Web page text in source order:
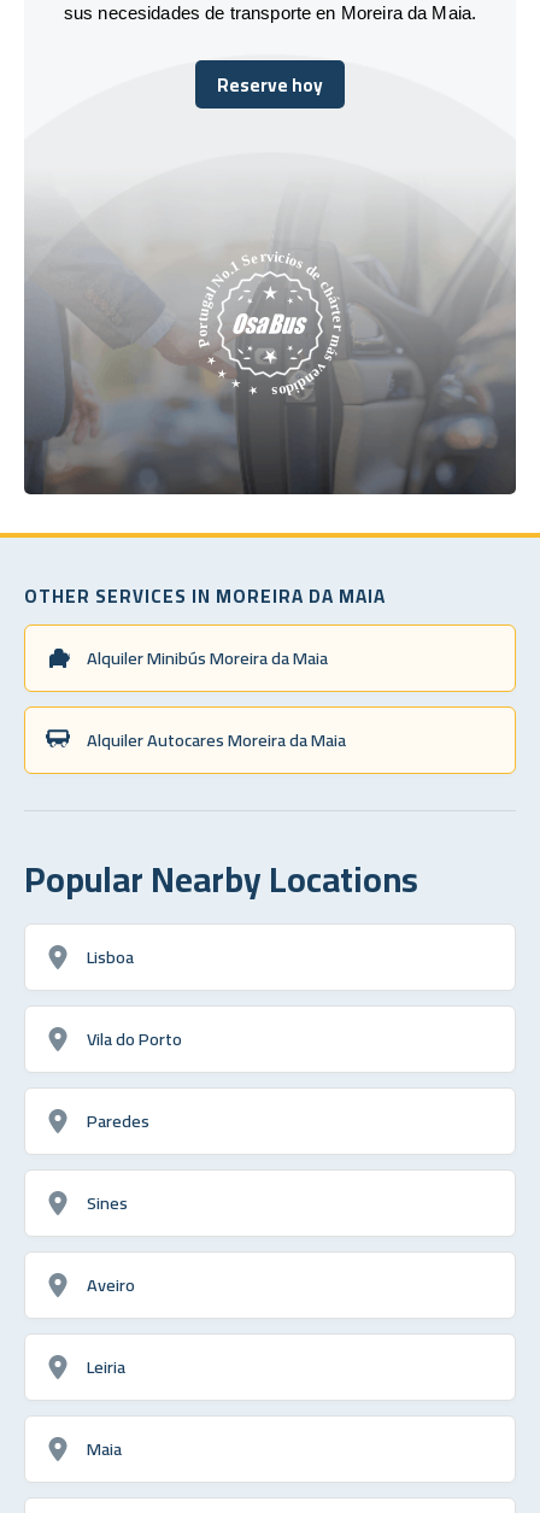
sus necesidades de transporte en Moreira da Maia.
Reserve hoy
Reserve hoy
OTHER SERVICES IN MOREIRA DA MAIA
Alquiler Minibús Moreira da Maia
Alquiler Autocares Moreira da Maia
Popular Nearby Locations
Lisboa
Vila do Porto
Paredes
Sines
Aveiro
Leiria
Maia